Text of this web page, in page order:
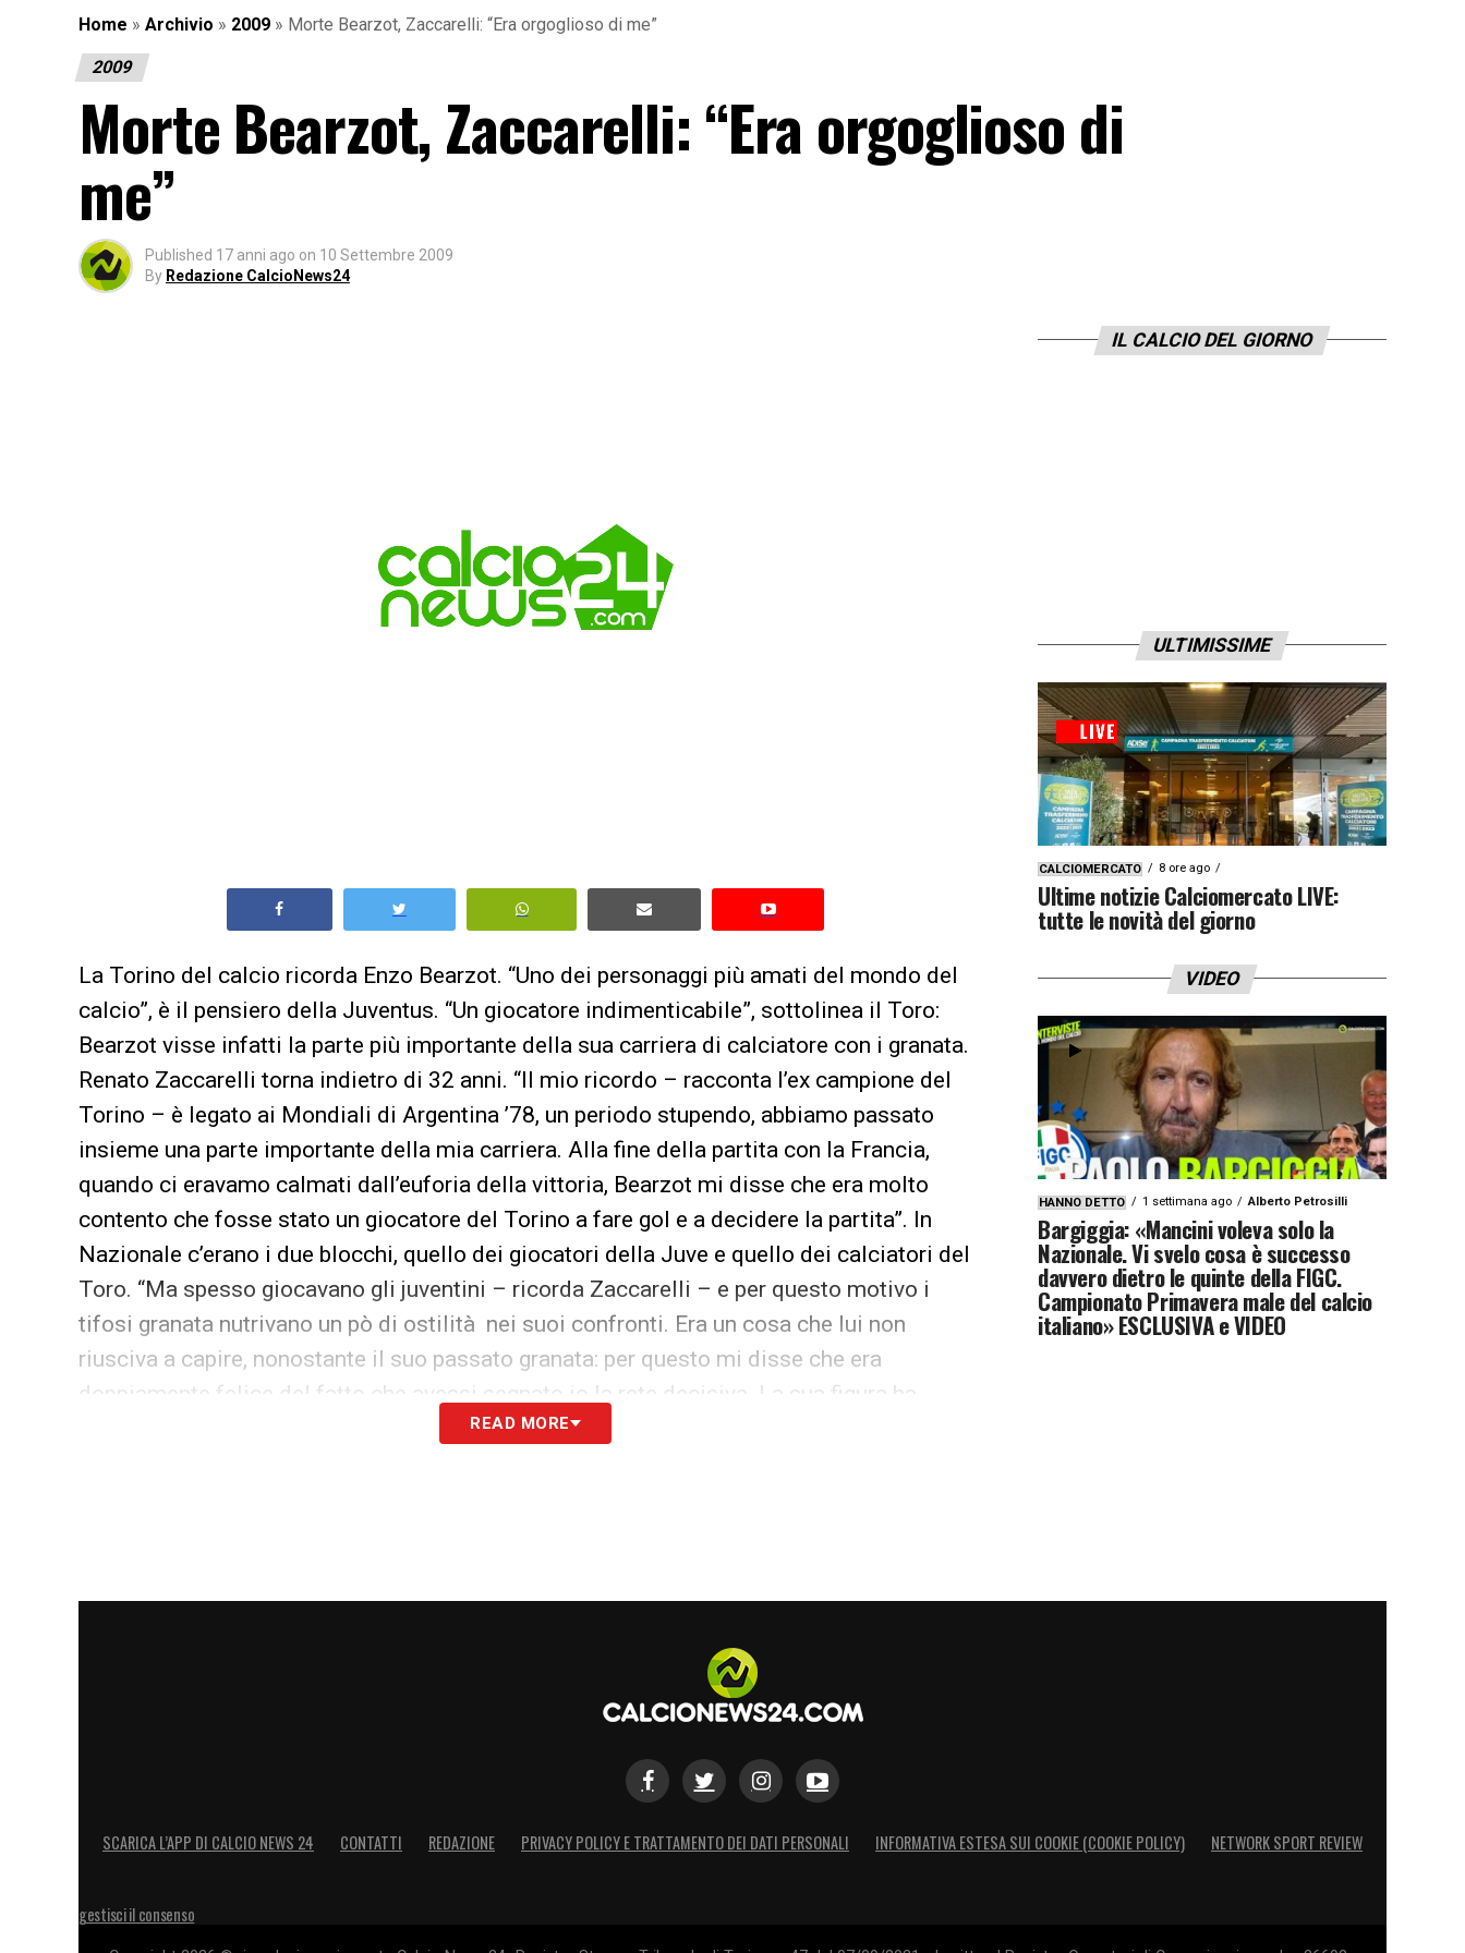
Home » Archivio » 2009 » Morte Bearzot, Zaccarelli: “Era orgoglioso di me”
2009
Morte Bearzot, Zaccarelli: “Era orgoglioso di
me”
Published 17 anni ago on 10 Settembre 2009
By Redazione CalcioNews24
La Torino del calcio ricorda Enzo Bearzot. “Uno dei personaggi più amati del mondo del
calcio”, è il pensiero della Juventus. “Un giocatore indimenticabile”, sottolinea il Toro:
Bearzot visse infatti la parte più importante della sua carriera di calciatore con i granata.
Renato Zaccarelli torna indietro di 32 anni. “Il mio ricordo – racconta l’ex campione del
Torino – è legato ai Mondiali di Argentina ’78, un periodo stupendo, abbiamo passato
insieme una parte importante della mia carriera. Alla fine della partita con la Francia,
quando ci eravamo calmati dall’euforia della vittoria, Bearzot mi disse che era molto
contento che fosse stato un giocatore del Torino a fare gol e a decidere la partita”. In
Nazionale c’erano i due blocchi, quello dei giocatori della Juve e quello dei calciatori del
Toro. “Ma spesso giocavano gli juventini – ricorda Zaccarelli – e per questo motivo i
tifosi granata nutrivano un pò di ostilità nei suoi confronti. Era un cosa che lui non
riusciva a capire, nonostante il suo passato granata: per questo mi disse che era
doppiamente felice del fatto che avessi segnato io la rete decisiva. La sua figura ha
avuto sempre una grande coerenza e linearità nelle scelte e nella condotta, elementi che
READ MORE
IL CALCIO DEL GIORNO
ULTIMISSIME
CALCIOMERCATO 8 ore ago
Ultime notizie Calciomercato LIVE:
tutte le novità del giorno
VIDEO
HANNO DETTO 1 settimana ago Alberto Petrosilli
Bargiggia: «Mancini voleva solo la
Nazionale. Vi svelo cosa è successo
davvero dietro le quinte della FIGC.
Campionato Primavera male del calcio
italiano» ESCLUSIVA e VIDEO
SCARICA L’APP DI CALCIO NEWS 24 CONTATTI REDAZIONE PRIVACY POLICY E TRATTAMENTO DEI DATI PERSONALI INFORMATIVA ESTESA SUI COOKIE (COOKIE POLICY) NETWORK SPORT REVIEW
gestisci il consenso